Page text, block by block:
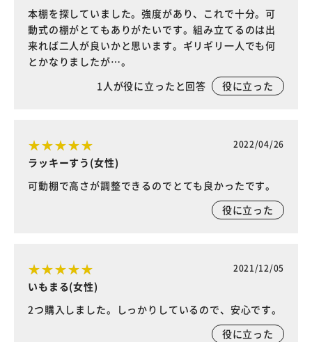
本棚を探していました。強度があり、これで十分。可
動式の棚がとてもありがたいです。組み立てるのは出
来れば二人が良いかと思います。ギリギリ一人でも何
とかなりましたが…。
1人が役に立ったと回答 役に立った
2022/04/26
ラッキーすう(女性)
可動棚で高さが調整できるのでとても良かったです。
役に立った
2021/12/05
いもまる(女性)
2つ購入しました。しっかりしているので、安心です。
役に立った